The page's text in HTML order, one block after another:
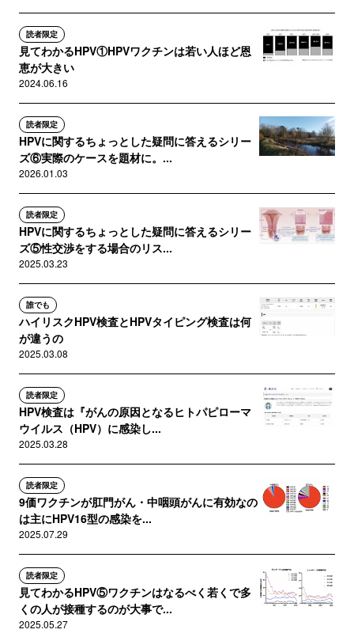
読者限定
見てわかるHPV①HPVワクチンは若い人ほど恩
恵が大きい
2024.06.16
読者限定
HPVに関するちょっとした疑問に答えるシリー
ズ⑥実際のケースを題材に。...
2026.01.03
読者限定
HPVに関するちょっとした疑問に答えるシリー
ズ⑤性交渉をする場合のリス...
2025.03.23
誰でも
ハイリスクHPV検査とHPVタイピング検査は何
が違うの
2025.03.08
読者限定
HPV検査は『がんの原因となるヒトパピローマ
ウイルス（HPV）に感染し...
2025.03.28
読者限定
9価ワクチンが肛門がん・中咽頭がんに有効なの
は主にHPV16型の感染を...
2025.07.29
読者限定
見てわかるHPV⑤ワクチンはなるべく若くで多
くの人が接種するのが大事で...
2025.05.27